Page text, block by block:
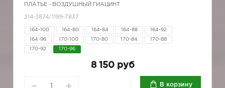
ПЛАТЬЕ - ВОЗДУШНЫЙ ГИАЦИНТ
214-3874/1199-7837
164-100 164-80 164-84 164-88 164-92
164-96 170-100 170-80 170-84 170-88
170-92 170-96
8 150 руб
В корзину